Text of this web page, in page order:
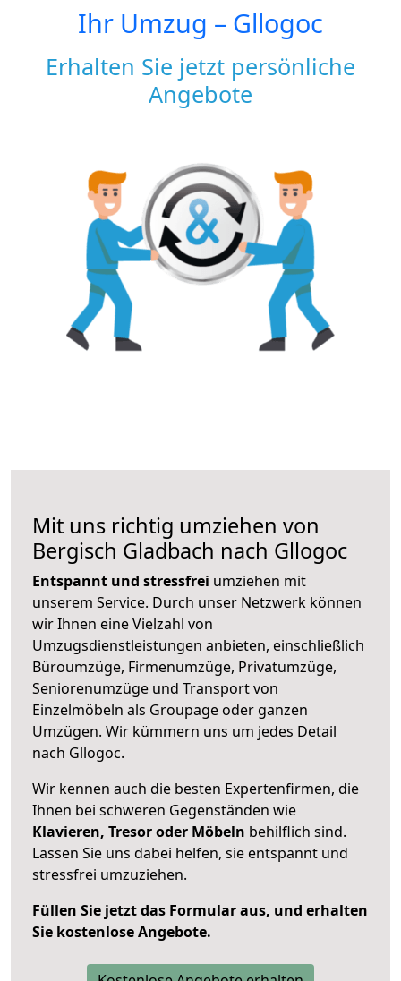
Ihr Umzug – Gllogoc
Erhalten Sie jetzt persönliche
Angebote
Mit uns richtig umziehen von
Bergisch Gladbach nach Gllogoc
Entspannt und stressfrei umziehen mit
unserem Service. Durch unser Netzwerk können
wir Ihnen eine Vielzahl von
Umzugsdienstleistungen anbieten, einschließlich
Büroumzüge, Firmenumzüge, Privatumzüge,
Seniorenumzüge und Transport von
Einzelmöbeln als Groupage oder ganzen
Umzügen. Wir kümmern uns um jedes Detail
nach Gllogoc.
Wir kennen auch die besten Expertenfirmen, die
Ihnen bei schweren Gegenständen wie
Klavieren, Tresor oder Möbeln behilflich sind.
Lassen Sie uns dabei helfen, sie entspannt und
stressfrei umzuziehen.
Füllen Sie jetzt das Formular aus, und erhalten
Sie kostenlose Angebote.